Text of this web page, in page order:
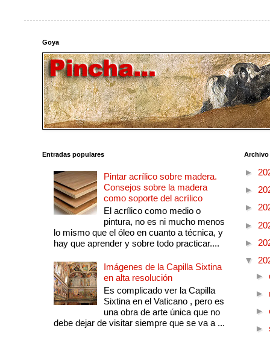
Goya
Entradas populares
Pintar acrílico sobre madera.
Consejos sobre la madera
como soporte del acrílico
El acrílico como medio o
pintura, no es ni mucho menos
lo mismo que el óleo en cuanto a técnica, y
hay que aprender y sobre todo practicar....
Imágenes de la Capilla Sixtina
en alta resolución
Es complicado ver la Capilla
Sixtina en el Vaticano , pero es
una obra de arte única que no
debe dejar de visitar siempre que se va a ...
►
►
►
►
►
▼
►
►
►
►